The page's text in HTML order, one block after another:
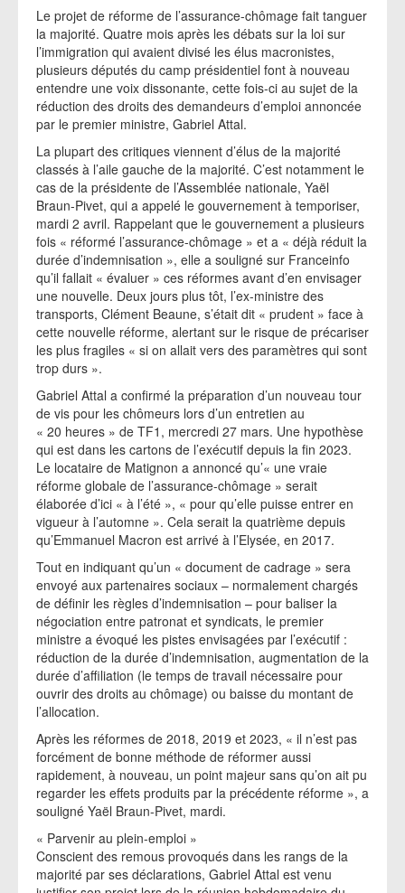
Le projet de réforme de l’assurance-chômage fait tanguer
la majorité. Quatre mois après les débats sur la loi sur
l’immigration qui avaient divisé les élus macronistes,
plusieurs députés du camp présidentiel font à nouveau
entendre une voix dissonante, cette fois-ci au sujet de la
réduction des droits des demandeurs d’emploi annoncée
par le premier ministre, Gabriel Attal.
La plupart des critiques viennent d’élus de la majorité
classés à l’aile gauche de la majorité. C’est notamment le
cas de la présidente de l’Assemblée nationale, Yaël
Braun-Pivet, qui a appelé le gouvernement à temporiser,
mardi 2 avril. Rappelant que le gouvernement a plusieurs
fois « réformé l’assurance-chômage » et a « déjà réduit la
durée d’indemnisation », elle a souligné sur Franceinfo
qu’il fallait « évaluer » ces réformes avant d’en envisager
une nouvelle. Deux jours plus tôt, l’ex-ministre des
transports, Clément Beaune, s’était dit « prudent » face à
cette nouvelle réforme, alertant sur le risque de précariser
les plus fragiles « si on allait vers des paramètres qui sont
trop durs ».
Gabriel Attal a confirmé la préparation d’un nouveau tour
de vis pour les chômeurs lors d’un entretien au
« 20 heures » de TF1, mercredi 27 mars. Une hypothèse
qui est dans les cartons de l’exécutif depuis la fin 2023.
Le locataire de Matignon a annoncé qu’« une vraie
réforme globale de l’assurance-chômage » serait
élaborée d’ici « à l’été », « pour qu’elle puisse entrer en
vigueur à l’automne ». Cela serait la quatrième depuis
qu’Emmanuel Macron est arrivé à l’Elysée, en 2017.
Tout en indiquant qu’un « document de cadrage » sera
envoyé aux partenaires sociaux – normalement chargés
de définir les règles d’indemnisation – pour baliser la
négociation entre patronat et syndicats, le premier
ministre a évoqué les pistes envisagées par l’exécutif :
réduction de la durée d’indemnisation, augmentation de la
durée d’affiliation (le temps de travail nécessaire pour
ouvrir des droits au chômage) ou baisse du montant de
l’allocation.
Après les réformes de 2018, 2019 et 2023, « il n’est pas
forcément de bonne méthode de réformer aussi
rapidement, à nouveau, un point majeur sans qu’on ait pu
regarder les effets produits par la précédente réforme », a
souligné Yaël Braun-Pivet, mardi.
« Parvenir au plein-emploi »
Conscient des remous provoqués dans les rangs de la
majorité par ses déclarations, Gabriel Attal est venu